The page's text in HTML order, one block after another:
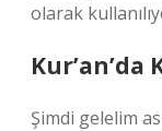
olarak
Kur’an’da
Şimdi gelelim